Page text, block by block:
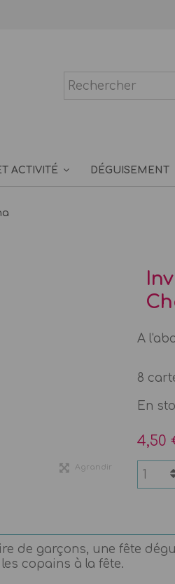
ACTIVITÉ DÉGUISEMENT
Agrandir
A
8
En
4,50
de garçons, une fête
copains à la fête.